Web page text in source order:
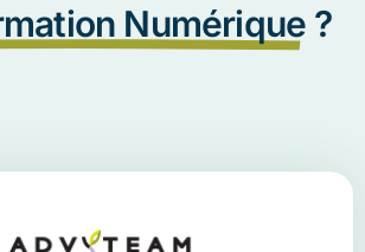
Numérique ?